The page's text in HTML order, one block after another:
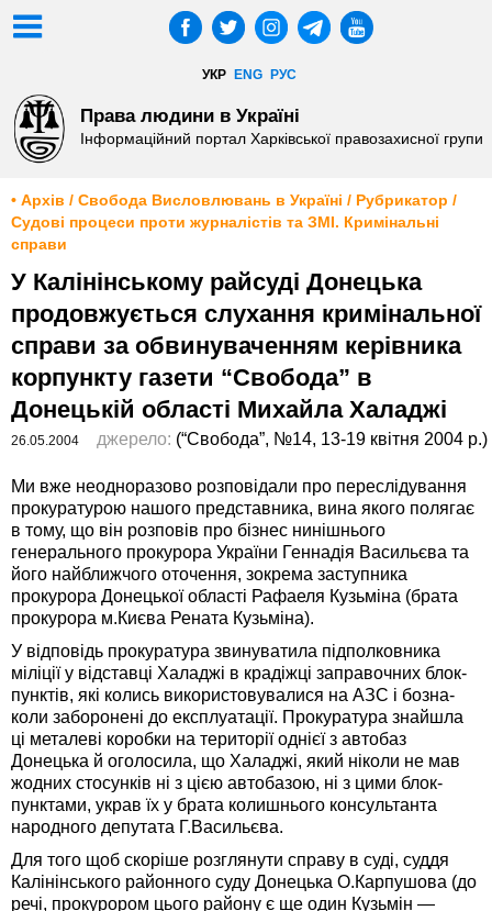
УКР ENG РУС
Права людини в Україні
Інформаційний портал Харківської правозахисної групи
• Архів / Свобода Висловлювань в Україні / Рубрикатор /
Судові процеси проти журналістів та ЗМІ. Кримінальні
справи
У Калінінському райсуді Донецька
продовжується слухання кримінальної
справи за обвинуваченням керівника
корпункту газети “Свобода” в
Донецькій області Михайла Халаджі
26.05.2004 джерело: (“Свобода”, №14, 13-19 квітня 2004 р.)
Ми вже неодноразово розповідали про переслідування
прокуратурою нашого представника, вина якого полягає
в тому, що він розповів про бізнес нинішнього
генерального прокурора України Геннадія Васильєва та
його найближчого оточення, зокрема заступника
прокурора Донецької області Рафаеля Кузьміна (брата
прокурора м.Києва Рената Кузьміна).
У відповідь прокуратура звинуватила підполковника
міліції у відставці Халаджі в крадіжці заправочних блок-
пунктів, які колись використовувалися на АЗС і бозна-
коли заборонені до експлуатації. Прокуратура знайшла
ці металеві коробки на території однієї з автобаз
Донецька й оголосила, що Халаджі, який ніколи не мав
жодних стосунків ні з цією автобазою, ні з цими блок-
пунктами, украв їх у брата колишнього консультанта
народного депутата Г.Васильєва.
Для того щоб скоріше розглянути справу в суді, суддя
Калінінського районного суду Донецька О.Карпушова (до
речі, прокурором цього району є ще один Кузьмін —